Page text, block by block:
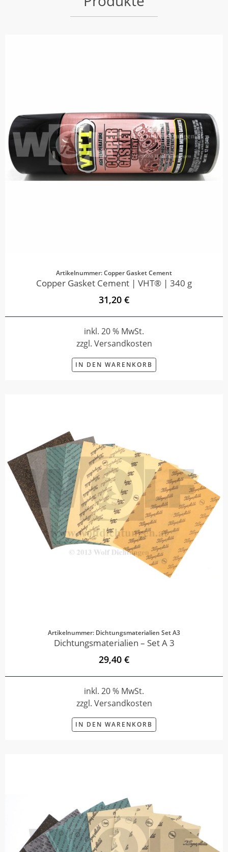
Artikelnummer: Copper Gasket Cement
Copper Gasket Cement | VHT® | 340 g
31,20 €
inkl. 20 % MwSt.
zzgl. Versandkosten
IN DEN WARENKORB
Artikelnummer: Dichtungsmaterialien Set A3
Dichtungsmaterialien – Set A 3
29,40 €
inkl. 20 % MwSt.
zzgl. Versandkosten
IN DEN WARENKORB